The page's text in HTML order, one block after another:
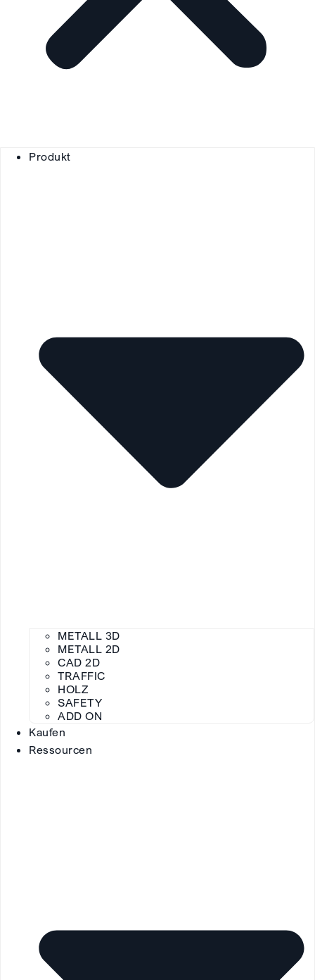
Produkt
METALL 3D
METALL 2D
CAD 2D
TRAFFIC
HOLZ
SAFETY
ADD ON
Kaufen
Ressourcen